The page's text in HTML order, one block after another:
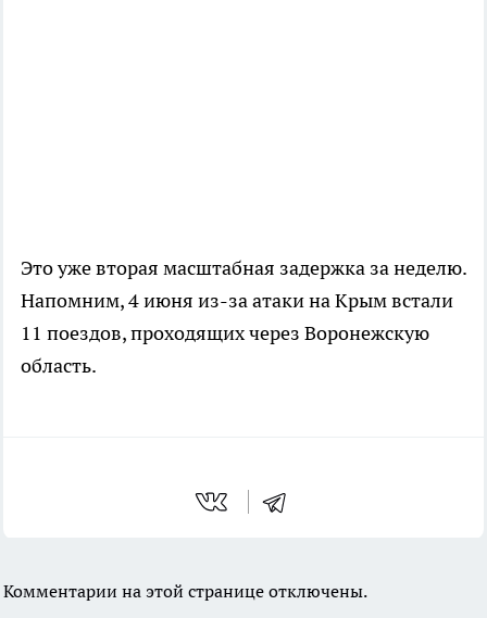
Это уже вторая масштабная задержка за неделю.
Напомним, 4 июня из-за атаки на Крым встали
11 поездов, проходящих через Воронежскую
область.
Комментарии на этой странице отключены.